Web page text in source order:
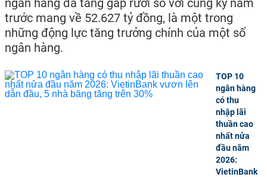
ngân hàng đã tăng gấp rưỡi so với cùng kỳ năm
trước mang về 52.627 tỷ đồng, là một trong
những động lực tăng trưởng chính của một số
ngân hàng.
TOP 10
ngân hàng
có thu
nhập lãi
thuần cao
nhất nửa
đầu năm
2026:
VietinBank